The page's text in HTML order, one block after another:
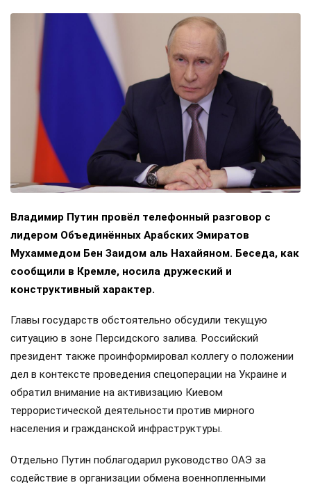
Владимир Путин провёл телефонный разговор с
лидером Объединённых Арабских Эмиратов
Мухаммедом Бен Заидом аль Нахайяном. Беседа, как
сообщили в Кремле, носила дружеский и
конструктивный характер.
Главы государств обстоятельно обсудили текущую
ситуацию в зоне Персидского залива. Российский
президент также проинформировал коллегу о положении
дел в контексте проведения спецоперации на Украине и
обратил внимание на активизацию Киевом
террористической деятельности против мирного
населения и гражданской инфраструктуры.
Отдельно Путин поблагодарил руководство ОАЭ за
содействие в организации обмена военнопленными